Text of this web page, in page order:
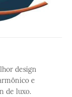
design
e
de luxo.